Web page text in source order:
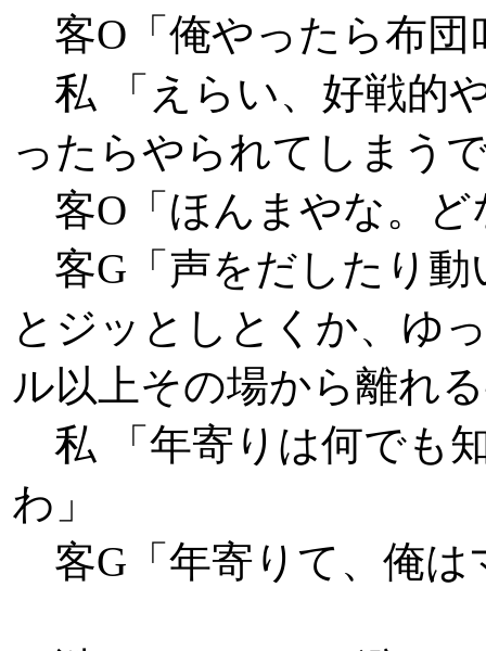
客O「俺やったら布団
私 「えらい、好戦的
ったらやられてしまう
客O「ほんまやな。ど
客G「声をだしたり動
とジッとしとくか、ゆ
ル以上その場から離れ
私 「年寄りは何でも
わ」
客G「年寄りて、俺は